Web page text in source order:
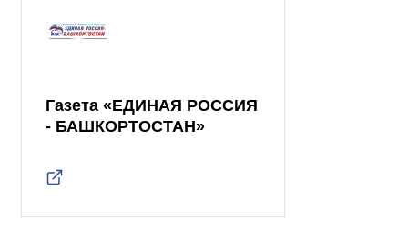
Газета «ЕДИНАЯ РОССИЯ
- БАШКОРТОСТАН»